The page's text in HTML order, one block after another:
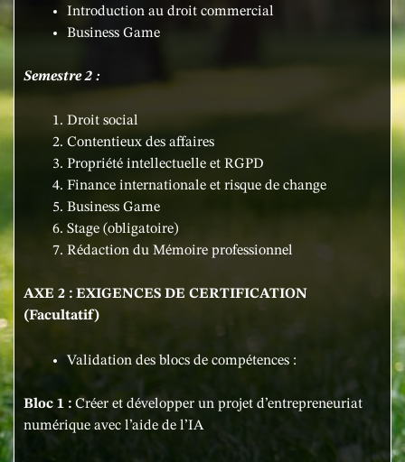
Introduction au droit commercial
Business Game
Semestre 2 :
Droit social
Contentieux des affaires
Propriété intellectuelle et RGPD
Finance internationale et risque de change
Business Game
Stage (obligatoire)
Rédaction du Mémoire professionnel
AXE 2 : EXIGENCES DE CERTIFICATION
(Facultatif)
Validation des blocs de compétences :
Bloc 1 : Créer et développer un projet d’entrepreneuriat
numérique avec l’aide de l’IA